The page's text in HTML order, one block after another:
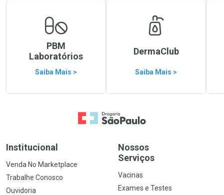
PBM
Laboratórios
Saiba Mais >
DermaClub
Saiba Mais >
Ir para a Home
Institucional
Venda No Marketplace
Trabalhe Conosco
Ouvidoria
Nossos
Serviços
Vacinas
Exames e Testes